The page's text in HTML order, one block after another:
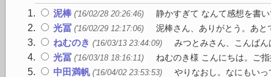
泥棒 ('16/02/28 20:26:46) 静かすぎて なんて感想を書
光冨 ('16/02/29 12:17:06) 泥棒さん、ありがとう。あと
ねむのき ('16/03/13 23:44:09) みつとみさん、こんば
光冨 ('16/03/18 18:16:11) ねむのき様 こんにちは。ご
中田満帆 ('16/04/02 23:53:53) やりなおし。なにもいっ